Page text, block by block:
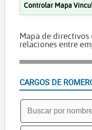
Controlar Mapa
Mapa de
relaciones entre
CARGOS DE